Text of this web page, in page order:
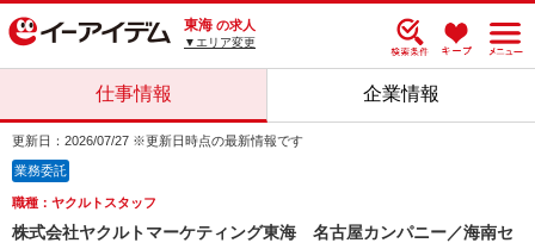
東海 の求人
▼エリア変更
仕事情報 企業情報
更新日：2026/07/27 ※更新日時点の最新情報です
業務委託
職種：ヤクルトスタッフ
株式会社ヤクルトマーケティング東海 名古屋カンパニー／海南セ